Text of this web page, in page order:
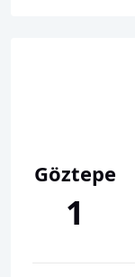
Göztepe
1